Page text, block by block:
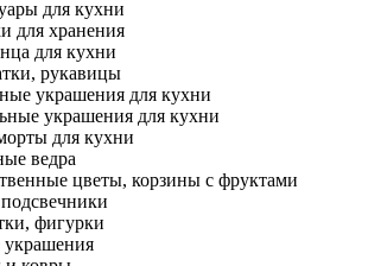
для кухни
для хранения
для кухни
рукавицы
украшения для кухни
украшения для кухни
для кухни
ведра
цветы, корзины с фруктами
фигурки
украшения